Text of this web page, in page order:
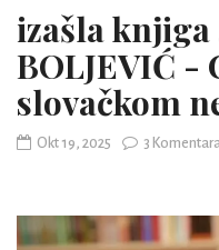
izašla knjiga
BOLJEVIĆ -
slovačkom
Okt 19, 2025 3